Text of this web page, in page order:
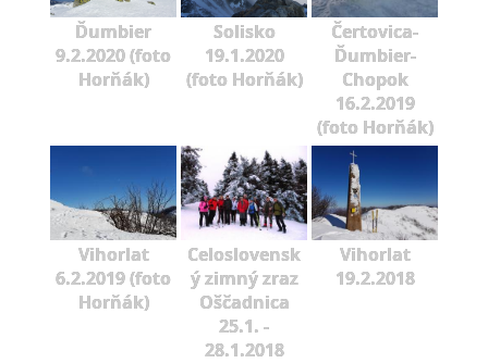
Ďumbier
9.2.2020 (foto
Horňák)
Solisko
19.1.2020
(foto Horňák)
Čertovica-
Ďumbier-
Chopok
16.2.2019
(foto Horňák)
Vihorlat
6.2.2019 (foto
Horňák)
Celoslovensk
ý zimný zraz
Oščadnica
25.1. -
28.1.2018
Vihorlat
19.2.2018